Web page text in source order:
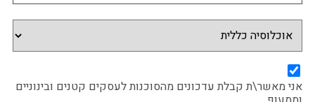
אני מאשר\ת קבלת עדכונים מהסוכנות לעסקים קטנים ובינוניים